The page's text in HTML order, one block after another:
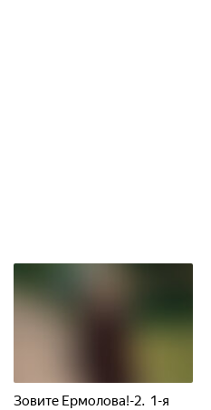
Зовите Ермолова!-2. 1-я